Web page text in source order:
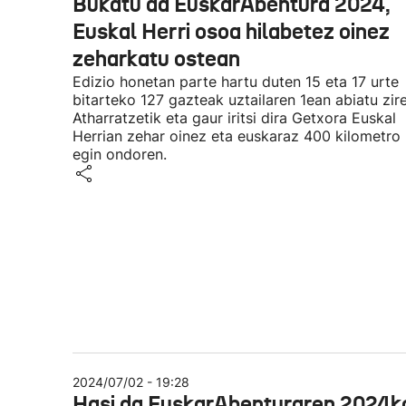
Euskal Herri osoa hilabetez oinez
zeharkatu ostean
Edizio honetan parte hartu duten 15 eta 17 urte
bitarteko 127 gazteak uztailaren 1ean abiatu
Atharratzetik eta gaur iritsi dira Getxora Euskal
Herrian zehar oinez eta euskaraz 400 kilometro
egin ondoren.
2024/07/02 - 19:28